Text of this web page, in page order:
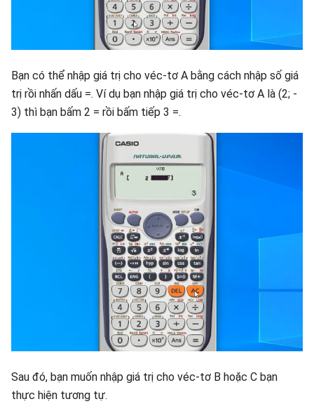
Bạn có thể nhập giá trị cho véc-tơ A bằng cách nhập số giá
trị rồi nhấn dấu =. Ví dụ bạn nhập giá trị cho véc-tơ A là (2; -
3) thì bạn bấm 2 = rồi bấm tiếp 3 =.
Sau đó, bạn muốn nhập giá trị cho véc-tơ B hoặc C bạn
thực hiện tương tự.